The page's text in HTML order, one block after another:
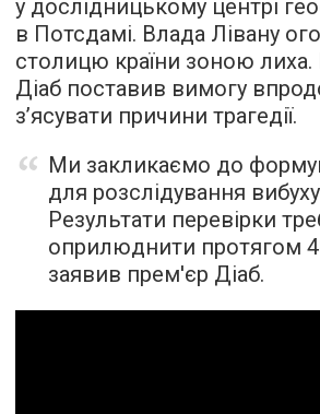
у дослідницькому центрі
в Потсдамі. Влада Лівану
столицю країни зоною
Діаб поставив вимогу
з’ясувати причини трагедії.
Ми закликаємо до
для розслідування
Результати перевірки
оприлюднити протягом
заявив прем'єр Діаб.